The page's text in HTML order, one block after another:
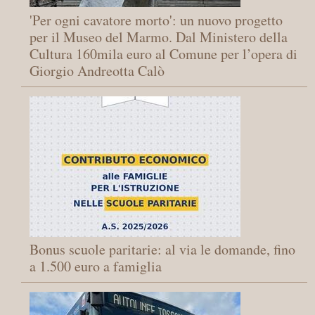
'Per ogni cavatore morto': un nuovo progetto
per il Museo del Marmo. Dal Ministero della
Cultura 160mila euro al Comune per l’opera di
Giorgio Andreotta Calò
Bonus scuole paritarie: al via le domande, fino
a 1.500 euro a famiglia